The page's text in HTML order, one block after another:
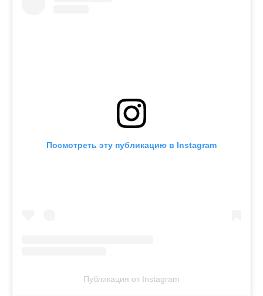
Посмотреть эту публикацию в Instagram
Публикация от Instagram